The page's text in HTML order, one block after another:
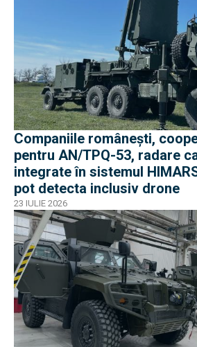
Companiile românești,
pentru AN/TPQ-53, radare
integrate în sistemul
pot detecta inclusiv drone
23 IULIE 2026